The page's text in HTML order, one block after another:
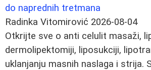
do naprednih tretmana
Radinka Vitomirović 2026-08-04
Otkrijte sve o anti celulit masaži,
dermolipektomiji, liposukciji,
uklanjanju masnih naslaga i strija.